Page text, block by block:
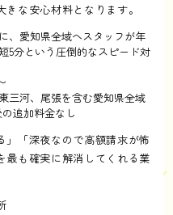
な安心材料となります。
、愛知県全域へスタッフが年
5分という圧倒的なスピード対
三河、尾張を含む愛知県全域
追加料金なし
」「深夜なので高額請求が怖
最も確実に解消してくれる業